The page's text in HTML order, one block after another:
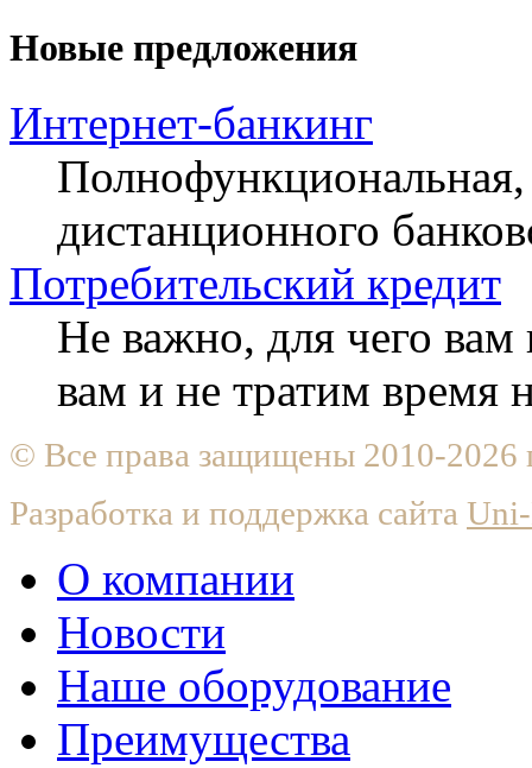
Новые предложения
Интернет-банкинг
Полнофункциональная,
дистанционного
Потребительский кредит
Не важно, для чего
вам и не тратим время
© Все права защищены 2010-
Разработка и поддержка сайта
О компании
Новости
Наше оборудование
Преимущества